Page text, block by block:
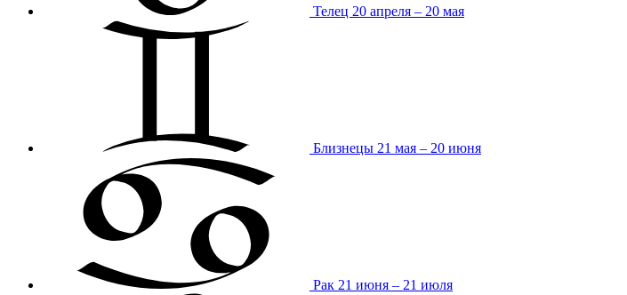
Телец 20 апреля – 20 мая
Близнецы 21 мая – 20 июня
Рак 21 июня – 21 июля